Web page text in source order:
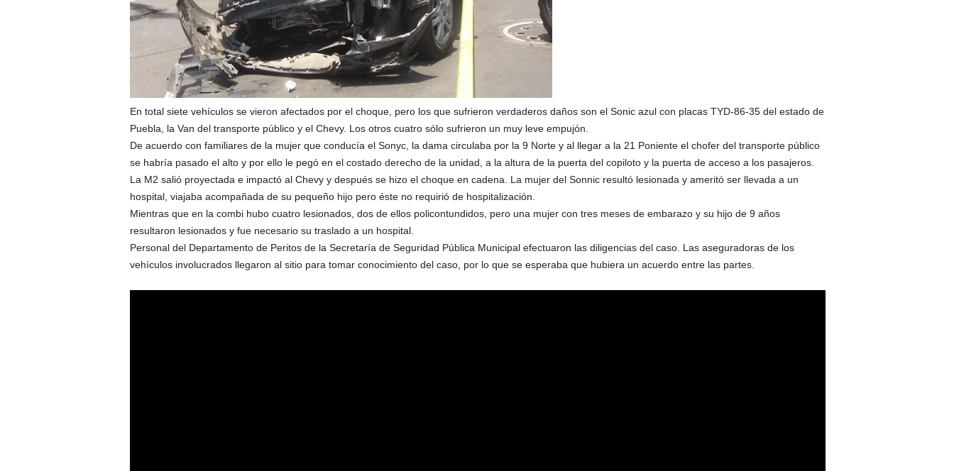
En total siete vehículos se vieron afectados por el choque, pero los que sufrieron verdaderos daños son el Sonic azul con placas TYD-86-35 del estado de
Puebla, la Van del transporte público y el Chevy. Los otros cuatro sólo sufrieron un muy leve empujón.
De acuerdo con familiares de la mujer que conducía el Sonyc, la dama circulaba por la 9 Norte y al llegar a la 21 Poniente el chofer del transporte público
se habría pasado el alto y por ello le pegó en el costado derecho de la unidad, a la altura de la puerta del copiloto y la puerta de acceso a los pasajeros.
La M2 salió proyectada e impactó al Chevy y después se hizo el choque en cadena. La mujer del Sonnic resultó lesionada y ameritó ser llevada a un
hospital, viajaba acompañada de su pequeño hijo pero éste no requirió de hospitalización.
Mientras que en la combi hubo cuatro lesionados, dos de ellos policontundidos, pero una mujer con tres meses de embarazo y su hijo de 9 años
resultaron lesionados y fue necesario su traslado a un hospital.
Personal del Departamento de Peritos de la Secretaría de Seguridad Pública Municipal efectuaron las diligencias del caso. Las aseguradoras de los
vehículos involucrados llegaron al sitio para tomar conocimiento del caso, por lo que se esperaba que hubiera un acuerdo entre las partes.